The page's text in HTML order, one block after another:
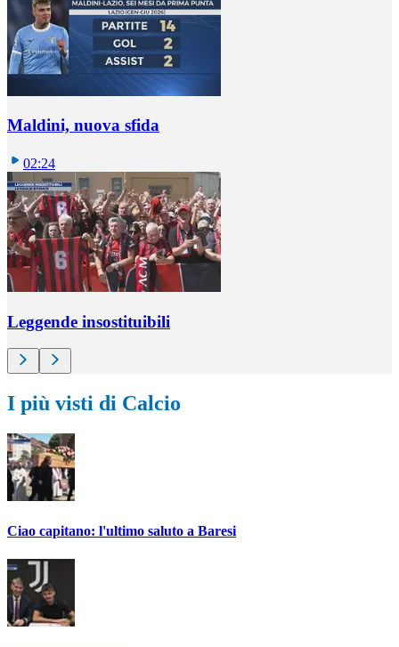
Maldini, nuova sfida
02:24
Leggende insostituibili
I più visti di Calcio
Ciao capitano: l'ultimo saluto a Baresi